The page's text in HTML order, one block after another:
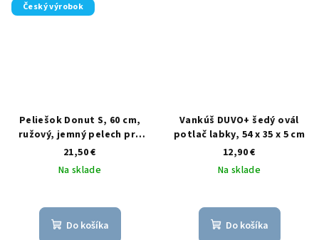
Český výrobok
Peliešok Donut S, 60 cm,
ružový, jemný pelech pre
malé a stredné psy
21,50 €
Na sklade
Do košíka
Vankúš DUVO+ šedý ovál
potlač labky, 54 x 35 x 5 cm
12,90 €
Na sklade
Do košíka